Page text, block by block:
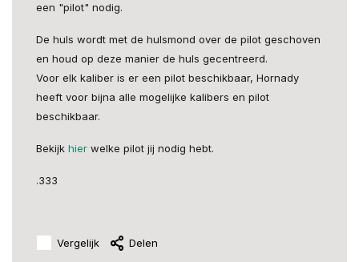
een "pilot" nodig.
De huls wordt met de hulsmond over de pilot geschoven
en houd op deze manier de huls gecentreerd.
Voor elk kaliber is er een pilot beschikbaar, Hornady
heeft voor bijna alle mogelijke kalibers en pilot
beschikbaar.
Bekijk hier welke pilot jij nodig hebt.
.333
Vergelijk Delen